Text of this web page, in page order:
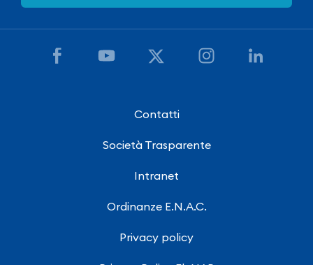
Contatti
Società Trasparente
Intranet
Ordinanze E.N.A.C.
Privacy policy